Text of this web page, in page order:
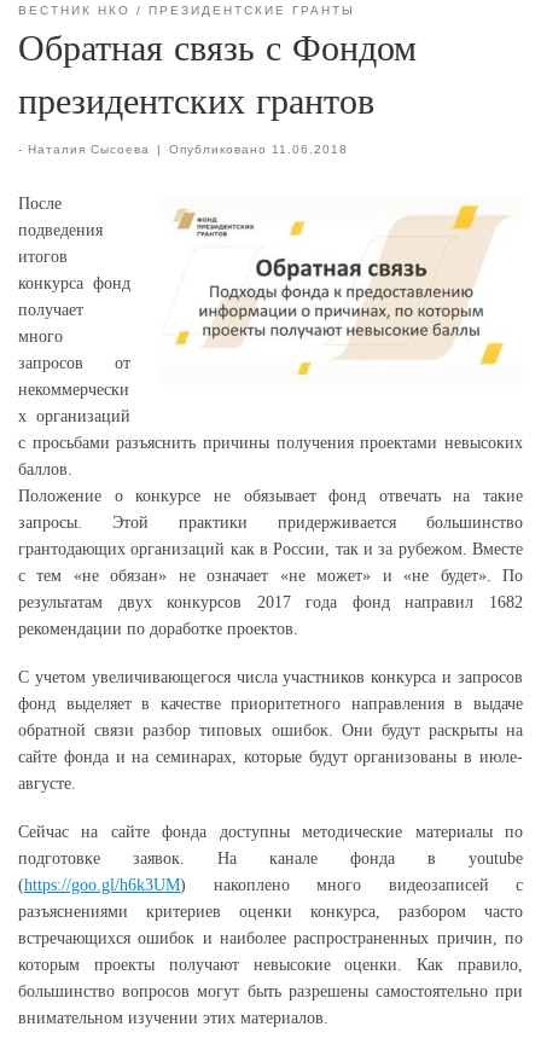
ВЕСТНИК НКО ПРЕЗИДЕНТСКИЕ ГРАНТЫ
Обратная связь с Фондом
президентских грантов
- Наталия Сысоева | Опубликовано 11.06.2018
После
подведения
итогов
конкурса фонд
получает
много
запросов от
некоммерчески
х организаций
с просьбами разъяснить причины получения проектами невысоких
баллов.
Положение о конкурсе не обязывает фонд отвечать на такие
запросы. Этой практики придерживается большинство
грантодающих организаций как в России, так и за рубежом. Вместе
с тем «не обязан» не означает «не может» и «не будет». По
результатам двух конкурсов 2017 года фонд направил 1682
рекомендации по доработке проектов.
С учетом увеличивающегося числа участников конкурса и запросов
фонд выделяет в качестве приоритетного направления в выдаче
обратной связи разбор типовых ошибок. Они будут раскрыты на
сайте фонда и на семинарах, которые будут организованы в июле-
августе.
Сейчас на сайте фонда доступны методические материалы по
подготовке заявок. На канале фонда в youtube
(https://goo.gl/h6k3UM) накоплено много видеозаписей c
разъяснениями критериев оценки конкурса, разбором часто
встречающихся ошибок и наиболее распространенных причин, по
которым проекты получают невысокие оценки. Как правило,
большинство вопросов могут быть разрешены самостоятельно при
внимательном изучении этих материалов.